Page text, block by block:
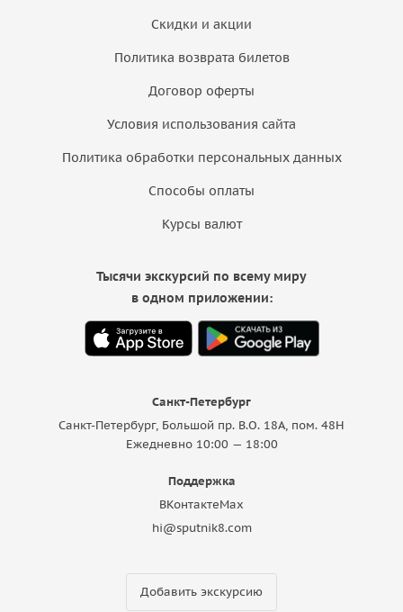
Скидки и акции
Политика возврата билетов
Договор оферты
Условия использования сайта
Политика обработки персональных данных
Способы оплаты
Курсы валют
Санкт-Петербург
Санкт-Петербург, Большой пр. В.О. 18A, пом. 48Н
Ежедневно 10:00 — 18:00
Поддержка
ВКонтактеMax
hi@sputnik8.com
Добавить экскурсию
Тысячи экскурсий по всему миру
в одном приложении: